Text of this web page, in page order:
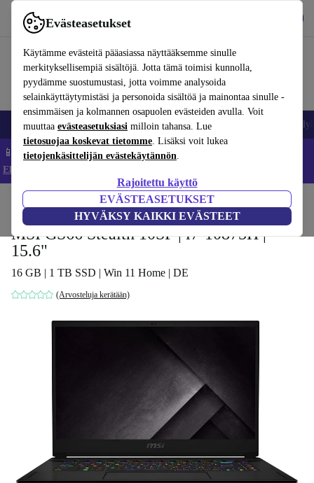
Evästeasetukset
Käytämme evästeitä pääasiassa näyttääksemme sinulle
merkityksellisempiä sisältöjä. Jotta tämä toimisi kunnolla,
pyydämme suostumustasi, jotta voimme analysoida
selainkäyttäytymistäsi ja personoida sisältöä ja mainontaa sinulle -
ensimmäisen ja kolmannen osapuolen evästeiden avulla. Voit
muuttaa evästeasetuksiasi milloin tahansa. Lue
tietosuojaa koskevat tietomme. Lisäksi voit lukea
tietojenkäsittelijän evästekäytännön.
Rajoitettu käyttö
EVÄSTEASETUKSET
HYVÄKSY KAIKKI EVÄSTEET
Käytä refurbed-palvelua nopeasti ja helposti
Matkapuhelimet ja älypuhelimet Kannettavat tietokoneet
📱 Säästä 5 % LISÄÄ iPhoneista – Koodi: IPHONEDEAL –
Ehdot ja säännöt
Kannettavat tietokoneet
MSI GS66 Stealth 10SF | i7-10875H |
15.6"
16 GB | 1 TB SSD | Win 11 Home | DE
(Arvosteluja kerätään)